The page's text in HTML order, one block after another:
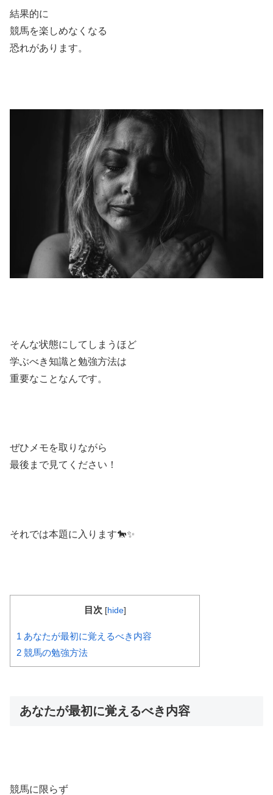
結果的に
競馬を楽しめなくなる
恐れがあります。
そんな状態にしてしまうほど
学ぶべき知識と勉強方法は
重要なことなんです。
ぜひメモを取りながら
最後まで見てください！
それでは本題に入ります🐎✨
目次 [hide]
1 あなたが最初に覚えるべき内容
2 競馬の勉強方法
あなたが最初に覚えるべき内容
競馬に限らず